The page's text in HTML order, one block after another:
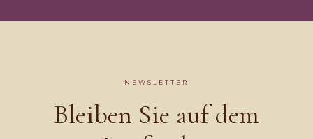
NEWSLETTER
Bleiben Sie auf dem